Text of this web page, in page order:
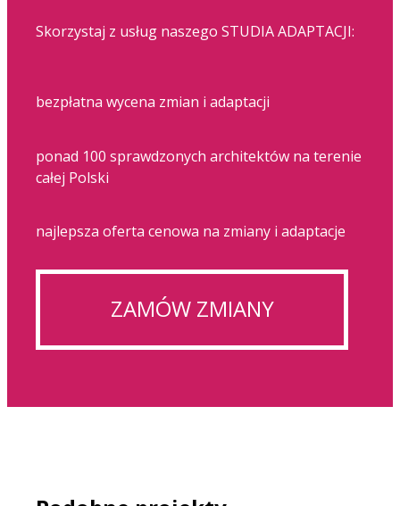
Skorzystaj z usług naszego STUDIA ADAPTACJI:
bezpłatna wycena zmian i adaptacji
ponad 100 sprawdzonych architektów na terenie
całej Polski
najlepsza oferta cenowa na zmiany i adaptacje
ZAMÓW ZMIANY